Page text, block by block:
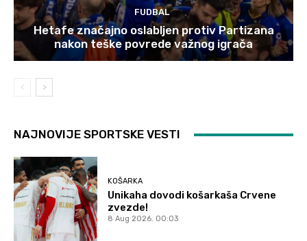
FUDBAL
Hetafe značajno oslabljen protiv Partizana
nakon teške povrede važnog igrača
NAJNOVIJE SPORTSKE VESTI
KOŠARKA
Unikaha dovodi košarkaša Crvene
zvezde!
8 Aug 2026. 00:03